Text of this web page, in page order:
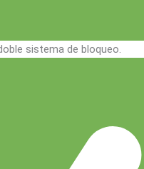
sistema de bloqueo.